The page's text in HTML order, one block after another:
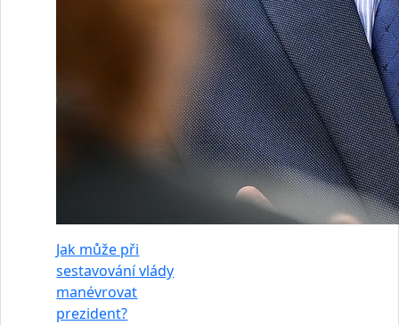
Jak může při
sestavování vlády
manévrovat
prezident?